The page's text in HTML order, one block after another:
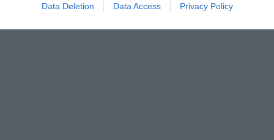
Data Deletion Data Access Privacy Policy